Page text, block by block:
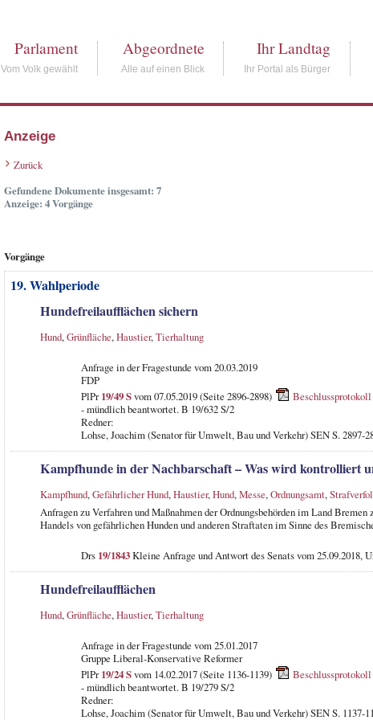
Parlament
Vom Volk gewählt
Abgeordnete
Alle auf einen Blick
Ihr Landtag
Ihr Portal als Bürger
Anzeige
Zurück
Gefundene Dokumente insgesamt: 7
Anzeige: 4 Vorgänge
Vorgänge
19. Wahlperiode
Hundefreilaufflächen sichern
Hund,Grünfläche,Haustier,Tierhaltung
Anfrage in der Fragestundevom 20.03.2019
FDP
PlPr19/49 Svom 07.05.2019 (Seite 2896-2898)
Beschlussprotokoll
- mündlich beantwortet. B 19/632 S/2
Redner:
Lohse, Joachim (Senator für Umwelt, Bau und Verkehr) SEN S. 2897-
Kampfhunde in der Nachbarschaft – Was wird kontrolliert
Kampfhund,Gefährlicher Hund,Haustier,Hund,Messe,Ordnungsamt,
Anfragen zu Verfahren und Maßnahmen der Ordnungsbehörden im Land
Handels von gefährlichen Hunden und anderen Straftaten im Sinne des
Drs 19/1843Kleine Anfrage und Antwort des Senats vom 25.09.2018,
Hundefreilaufflächen
Hund,Grünfläche,Haustier,Tierhaltung
Anfrage in der Fragestundevom 25.01.2017
Gruppe Liberal-Konservative Reformer
PlPr19/24 Svom 14.02.2017 (Seite 1136-1139)
Beschlussprotokoll
- mündlich beantwortet. B 19/279 S/2
Redner:
Lohse, Joachim (Senator für Umwelt, Bau und Verkehr) SEN S. 1137-